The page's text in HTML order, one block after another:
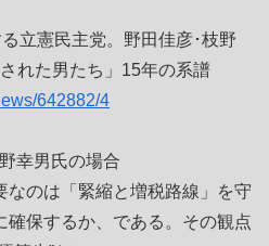
立憲民主党。野田佳彦･枝野
れた男たち」15年の系譜
642882/4
幸男氏の場合
なのは「緊縮と増税路線」を守
確保するか、である。その観点